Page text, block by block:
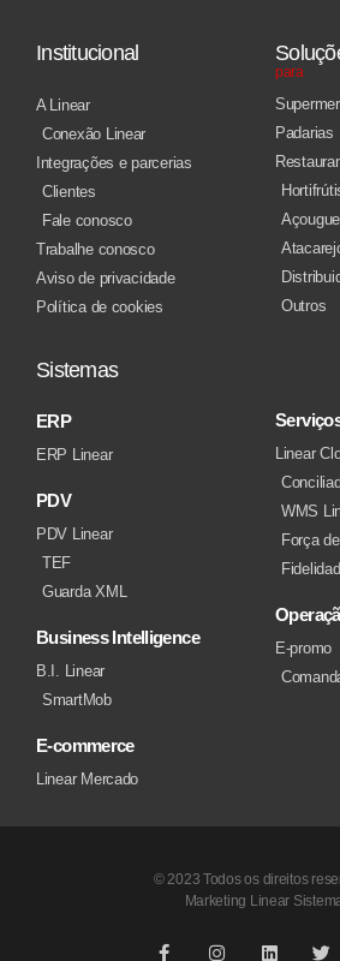
Institucional
A Linear
Conexão Linear
Integrações e parcerias
Clientes
Fale conosco
Trabalhe conosco
Aviso de privacidade
Política de cookies
para
Padarias
Outros
Sistemas
ERP
ERP Linear
PDV
PDV Linear
TEF
Guarda XML
Business Intelligence
B.I. Linear
SmartMob
E-commerce
Linear Mercado
Linear
WMS
Força
E-promo
© 2023 Todos os direitos
Marketing Linear